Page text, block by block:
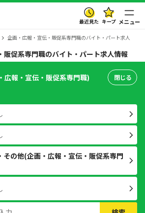
最近見た キープ メニュー
企画・広報・宣伝・販促系専門職のバイト・パート求人
販促系専門職のバイト・パート求人情報
広報・宣伝・販促系専門職) 閉じる
その他(企画・広報・宣伝・販促系専門